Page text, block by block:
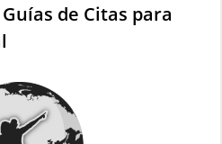
de Citas para